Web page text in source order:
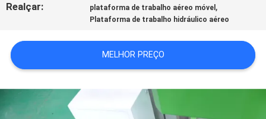
ORÇAMENTO
MAPA
DO
SITE
Realçar: plataforma de trabalho aéreo móvel ,
Plataforma de trabalho hidráulico aéreo
MELHOR PREÇO